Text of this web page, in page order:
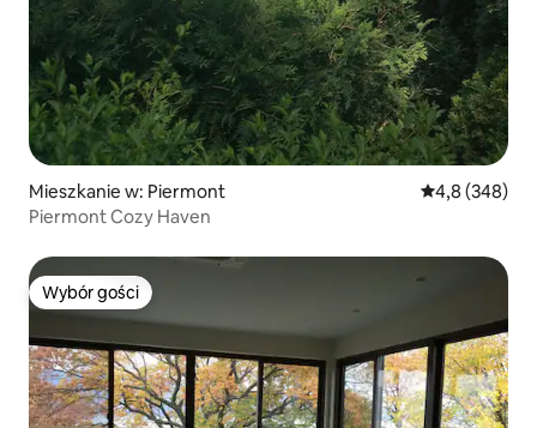
Mieszkanie w: Piermont Średnia
4,8 (348)
Piermont Cozy Haven
Wybór gości
Wybór gości